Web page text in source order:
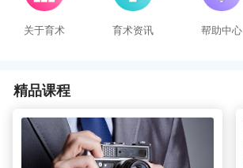
关于育术 育术资讯 帮助中心
精品课程